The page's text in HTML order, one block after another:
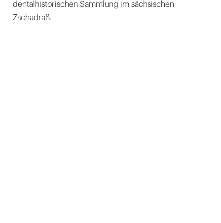
dentalhistorischen Sammlung im sächsischen
Zschadraß.